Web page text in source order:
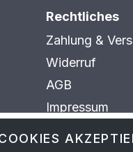
Rechtliches
Zahlung &
Widerruf
AGB
Impressum